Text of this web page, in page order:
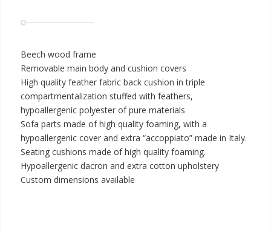
Beech wood frame
Removable main body and cushion covers
High quality feather fabric back cushion in triple
compartmentalization stuffed with feathers,
hypoallergenic polyester of pure materials
Sofa parts made of high quality foaming, with a
hypoallergenic cover and extra “accoppiato” made in Italy.
Seating cushions made of high quality foaming.
Hypoallergenic dacron and extra cotton upholstery
Custom dimensions available